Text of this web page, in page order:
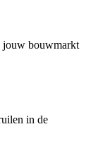
jouw bouwmarkt
in de